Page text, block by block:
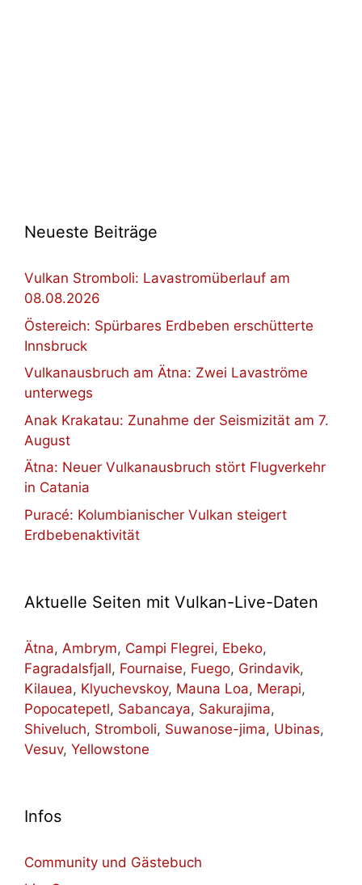
Neueste Beiträge
Vulkan Stromboli: Lavastromüberlauf am
08.08.2026
Östereich: Spürbares Erdbeben erschütterte
Innsbruck
Vulkanausbruch am Ätna: Zwei Lavaströme
unterwegs
Anak Krakatau: Zunahme der Seismizität am 7.
August
Ätna: Neuer Vulkanausbruch stört Flugverkehr
in Catania
Puracé: Kolumbianischer Vulkan steigert
Erdbebenaktivität
Aktuelle Seiten mit Vulkan-Live-Daten
Ätna, Ambrym, Campi Flegrei, Ebeko,
Fagradalsfjall, Fournaise, Fuego, Grindavik,
Kilauea, Klyuchevskoy, Mauna Loa, Merapi,
Popocatepetl, Sabancaya, Sakurajima,
Shiveluch, Stromboli, Suwanose-jima, Ubinas,
Vesuv, Yellowstone
Infos
Community und Gästebuch